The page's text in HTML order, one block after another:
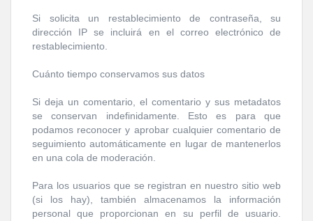
Si solicita un restablecimiento de contraseña, su
dirección IP se incluirá en el correo electrónico de
restablecimiento.
Cuánto tiempo conservamos sus datos
Si deja un comentario, el comentario y sus metadatos
se conservan indefinidamente. Esto es para que
podamos reconocer y aprobar cualquier comentario de
seguimiento automáticamente en lugar de mantenerlos
en una cola de moderación.
Para los usuarios que se registran en nuestro sitio web
(si los hay), también almacenamos la información
personal que proporcionan en su perfil de usuario.